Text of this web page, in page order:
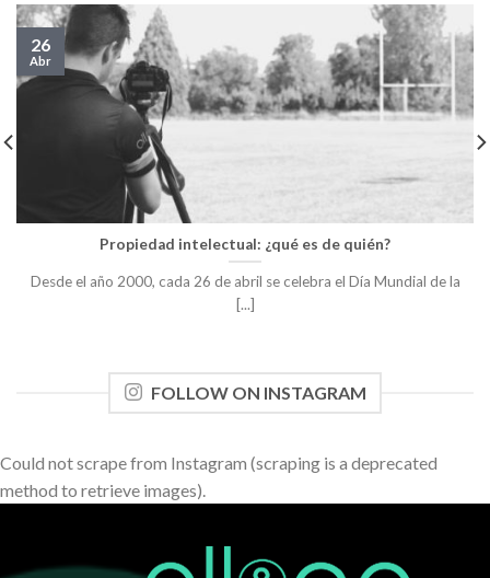
Propiedad intelectual: ¿qué es de quién?
Desde el año 2000, cada 26 de abril se celebra el Día Mundial de la
[...]
26
Abr
FOLLOW ON INSTAGRAM
Could not scrape from Instagram (scraping is a deprecated
method to retrieve images).